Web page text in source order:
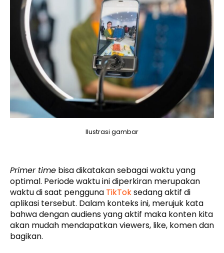
Ilustrasi gambar
Primer time bisa dikatakan sebagai waktu yang
optimal. Periode waktu ini diperkiran merupakan
waktu di saat pengguna TikToksedang aktif di
aplikasi tersebut. Dalam konteks ini, merujuk kata
bahwa dengan audiens yang aktif maka konten kita
akan mudah mendapatkan viewers, like, komen dan
bagikan.